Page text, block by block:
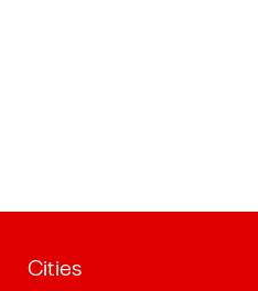
Cities